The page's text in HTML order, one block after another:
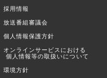
採用情報
放送番組審議会
個人情報保護方針
オンラインサービスにおける
個人情報等の取扱いについて
環境方針